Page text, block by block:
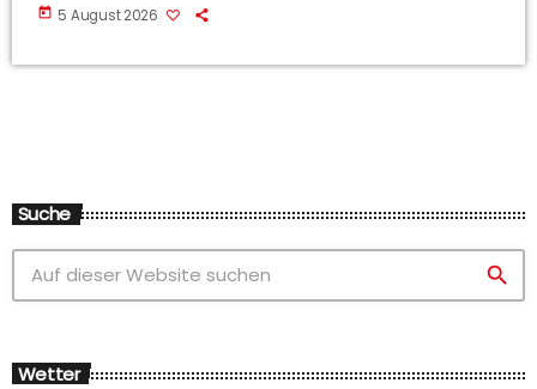
today 5 August 2026
Suche
search
Wetter